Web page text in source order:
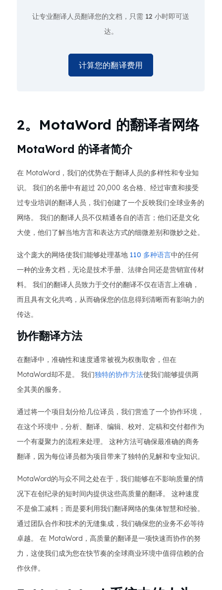
让专业翻译人员翻译您的文档，只需 12 小时即可送
达。
计算您的翻译费用
2。MotaWord 的翻译者网络
MotaWord 的译者简介
在 MotaWord，我们的优势在于翻译人员的多样性和专业知
识。 我们的名册中有超过 20,000 名合格、经过审查和接受
过专业培训的翻译人员，我们创建了一个反映我们全球业务的
网络。 我们的翻译人员不仅精通各自的语言；他们还是文化
大使，他们了解当地方言和表达方式的细微差别和微妙之处。
这个庞大的网络使我们能够处理基地 110 多种语言中的任何
一种的业务文档，无论是技术手册、法律合同还是营销宣传材
料。 我们的翻译人员致力于交付的翻译不仅在语言上准确，
而且具有文化共鸣，从而确保您的信息得到清晰而有影响力的
传达。
协作翻译方法
在翻译中，准确性和速度通常被视为权衡取舍，但在
MotaWord却不是。 我们独特的协作方法使我们能够提供两
全其美的服务。
通过将一个项目划分给几位译员，我们营造了一个协作环境，
在这个环境中，分析、翻译、编辑、校对、定稿和交付都作为
一个有凝聚力的流程来处理。 这种方法可确保最准确的商务
翻译，因为每位译员都为项目带来了独特的见解和专业知识。
MotaWord的与众不同之处在于，我们能够在不影响质量的情
况下在创纪录的短时间内提供这些高质量的翻译。 这种速度
不是偷工减料；而是要利用我们翻译网络的集体智慧和经验。
通过团队合作和技术的无缝集成，我们确保您的业务不必等待
卓越。 在 MotaWord，高质量的翻译是一项快速而协作的努
力，这使我们成为您在快节奏的全球商业环境中值得信赖的合
作伙伴。